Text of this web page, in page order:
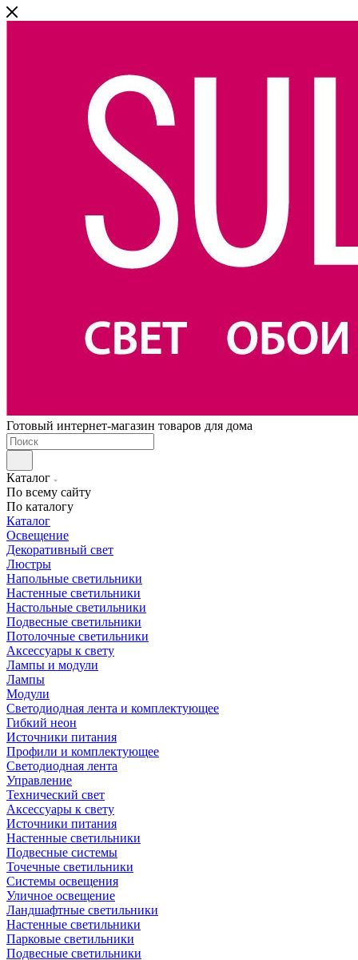
Готовый интернет-магазин товаров для дома
Каталог
По всему сайту
По каталогу
Каталог
Освещение
Декоративный свет
Люстры
Напольные светильники
Настенные светильники
Настольные светильники
Подвесные светильники
Потолочные светильники
Аксессуары к свету
Лампы и модули
Лампы
Модули
Светодиодная лента и комплектующее
Гибкий неон
Источники питания
Профили и комплектующее
Светодиодная лента
Управление
Технический свет
Аксессуары к свету
Источники питания
Настенные светильники
Подвесные системы
Точечные светильники
Системы освещения
Уличное освещение
Ландшафтные светильники
Настенные светильники
Парковые светильники
Подвесные светильники